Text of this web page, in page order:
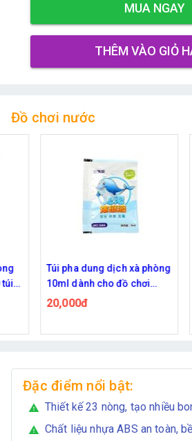
MUA NGAY
THÊM VÀO GIỎ
Đồ chơi nước
Túi pha dung dịch xà phòng
10ml dành cho đồ chơi
bong bóng xà phòng (1 dây
20,000đ
Máy
Đặc điểm nổi bật:
warning Thiết kế 23 nòng, tạo nhiều
warning Chất liệu nhựa ABS an toàn,